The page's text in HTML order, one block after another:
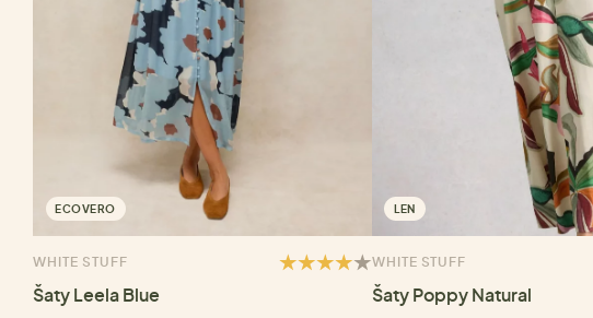
ECOVERO
WHITE STUFF
Šaty Leela Blue
LEN
WHITE STUFF
Šaty Poppy Natural